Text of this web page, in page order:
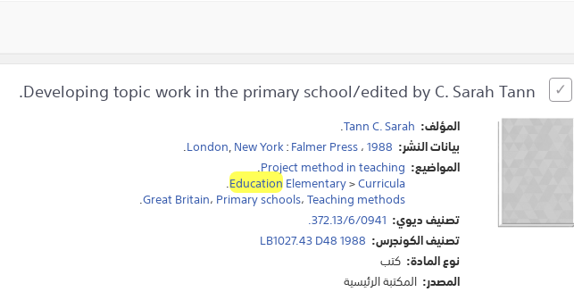
المؤلف: Tann C. Sarah
.
بيانات النشر:
London,New York:Falmer Press،1988
.
المواضيع: Project method in teaching
.
EducationElementary>Curricula
.
Great Britain، Primary schools،Teaching methods
.
تصنيف ديوي: 372.13/6/0941.
تصنيف الكونجرس: LB1027.43 D48 1988
نوع المادة: كتب
المصدر: المكتبة الرئيسية